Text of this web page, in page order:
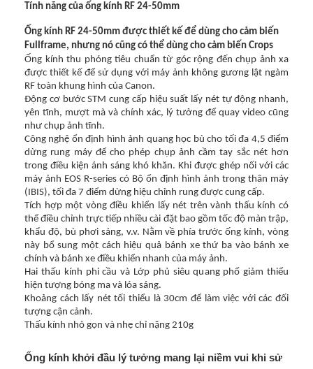
Tính năng của ống kính RF 24-50mm
Ống kính RF 24-50mm được thiết kế để dùng cho cảm biến
Fullframe, nhưng nó cũng có thể dùng cho cảm biến Crops
Ống kính thu phóng tiêu chuẩn từ góc rộng đến chụp ảnh xa
được thiết kế để sử dụng với máy ảnh không gương lật ngàm
RF toàn khung hình của Canon.
Động cơ bước STM cung cấp hiệu suất lấy nét tự động nhanh,
yên tĩnh, mượt mà và chính xác, lý tưởng để quay video cũng
như chụp ảnh tĩnh.
Công nghệ ổn định hình ảnh quang học bù cho tối đa 4,5 điểm
dừng rung máy để cho phép chụp ảnh cầm tay sắc nét hơn
trong điều kiện ánh sáng khó khăn. Khi được ghép nối với các
máy ảnh EOS R-series có Bộ ổn định hình ảnh trong thân máy
(IBIS), tối đa 7 điểm dừng hiệu chỉnh rung được cung cấp.
Tích hợp một vòng điều khiển lấy nét trên vành thấu kính có
thể điều chỉnh trực tiếp nhiều cài đặt bao gồm tốc độ màn trập,
khẩu độ, bù phơi sáng, v.v. Nằm về phía trước ống kính, vòng
này bổ sung một cách hiệu quả bánh xe thứ ba vào bánh xe
chính và bánh xe điều khiển nhanh của máy ảnh.
Hai thấu kính phi cầu và Lớp phủ siêu quang phổ giảm thiểu
hiện tượng bóng ma và lóa sáng.
Khoảng cách lấy nét tối thiểu là 30cm để làm việc với các đối
tượng cận cảnh.
Thấu kính nhỏ gọn và nhẹ chỉ nặng 210g
Ống kính khởi đầu lý tưởng mang lại niềm vui khi sử